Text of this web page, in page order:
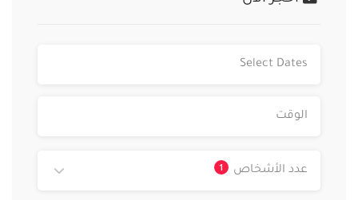
عدد الأشخاص 1